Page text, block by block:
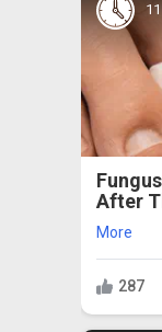
After
More
287